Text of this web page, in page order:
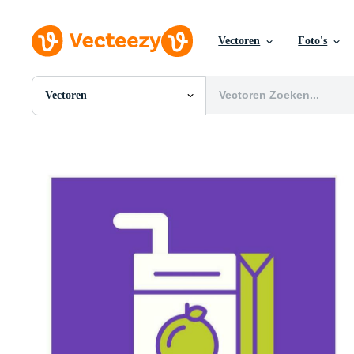
Vectoren Foto's
Vectoren
Alle Afbeeldingen
SVGs
Redactionele Evenementen